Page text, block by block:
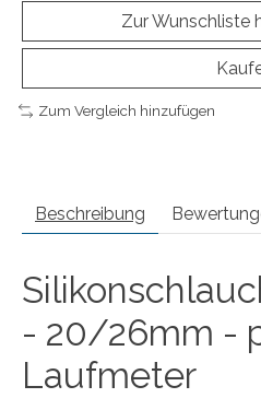
Zur Wunschliste
Zum Vergleich hinzufügen
Beschreibung
- 20/26mm -
Laufmeter